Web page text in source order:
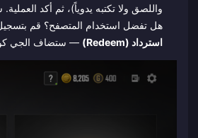
واللصق ولا تكتبه يدوياً)، ثم أكد
هل تفضل استخدام المتصفح؟ قم
استرداد (Redeem)
— ستضاف الجي